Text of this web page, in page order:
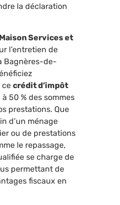
la déclaration
Maison Services et
l’entretien de
Bagnères-de-
ce crédit d’impôt
à 50 % des sommes
prestations. Que
d’un ménage
ou de prestations
le repassage,
se charge de
permettant de
fiscaux en